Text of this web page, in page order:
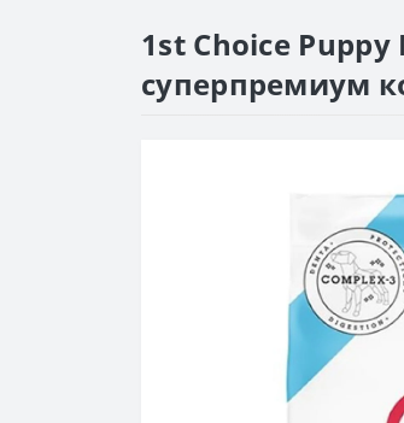
1st Choice
суперпремиум